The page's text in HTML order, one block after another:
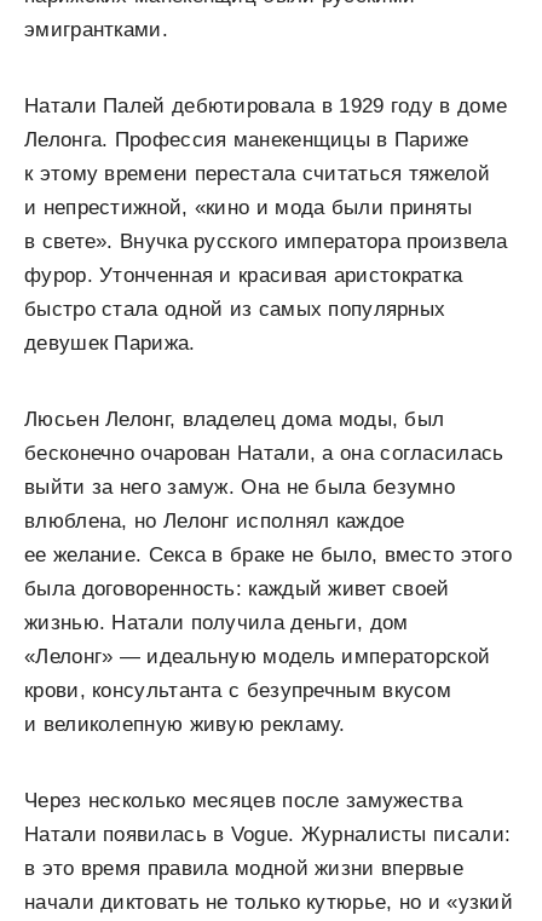
эмигрантками.
Натали Палей дебютировала в 1929 году в доме
Лелонга. Профессия манекенщицы в Париже
к этому времени перестала считаться тяжелой
и непрестижной, «кино и мода были приняты
в свете». Внучка русского императора произвела
фурор. Утонченная и красивая аристократка
быстро стала одной из самых популярных
девушек Парижа.
Люсьен Лелонг, владелец дома моды, был
бесконечно очарован Натали, а она согласилась
выйти за него замуж. Она не была безумно
влюблена, но Лелонг исполнял каждое
ее желание. Секса в браке не было, вместо этого
была договоренность: каждый живет своей
жизнью. Натали получила деньги, дом
«Лелонг» — идеальную модель императорской
крови, консультанта с безупречным вкусом
и великолепную живую рекламу.
Через несколько месяцев после замужества
Натали появилась в Vogue. Журналисты писали:
в это время правила модной жизни впервые
начали диктовать не только кутюрье, но и «узкий